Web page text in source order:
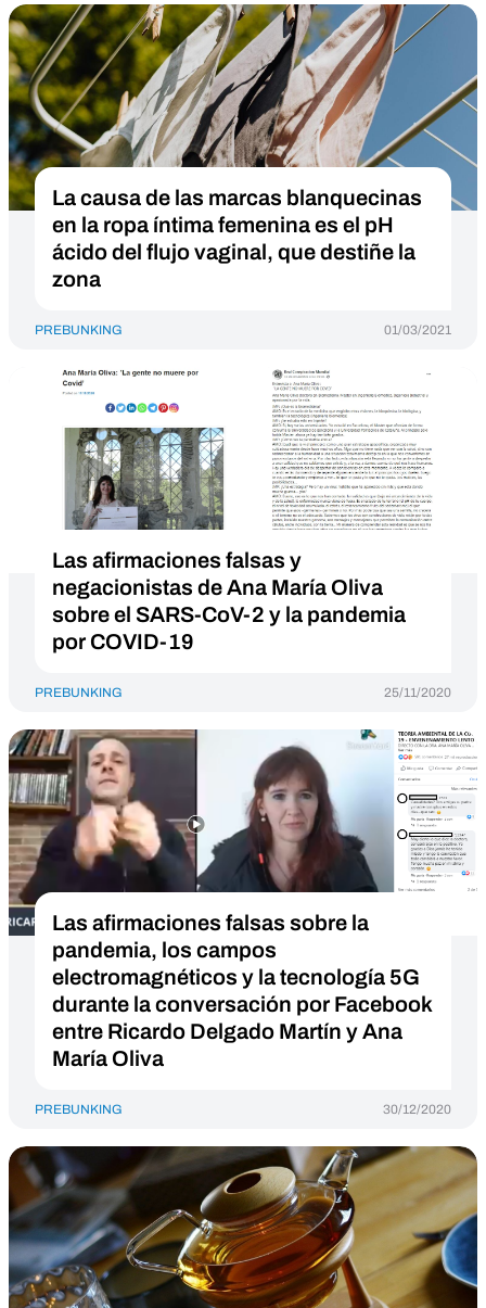
La causa de las marcas blanquecinas
en la ropa íntima femenina es el pH
ácido del flujo vaginal, que destiñe la
zona
PREBUNKING 01/03/2021
Las afirmaciones falsas y
negacionistas de Ana María Oliva
sobre el SARS-CoV-2 y la pandemia
por COVID-19
PREBUNKING 25/11/2020
Las afirmaciones falsas sobre la
pandemia, los campos
electromagnéticos y la tecnología 5G
durante la conversación por Facebook
entre Ricardo Delgado Martín y Ana
María Oliva
PREBUNKING 30/12/2020